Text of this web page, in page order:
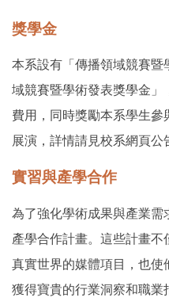
獎學金
本系設有「傳播領域競賽
域競賽暨學術發表獎學金」
費用，同時獎勵本系學生
展演，詳情請見校系網頁公
實習與產學合作
為了強化學術成果與產業需
產學合作計畫。這些計畫
真實世界的媒體項目，也使
獲得寶貴的行業洞察和職業